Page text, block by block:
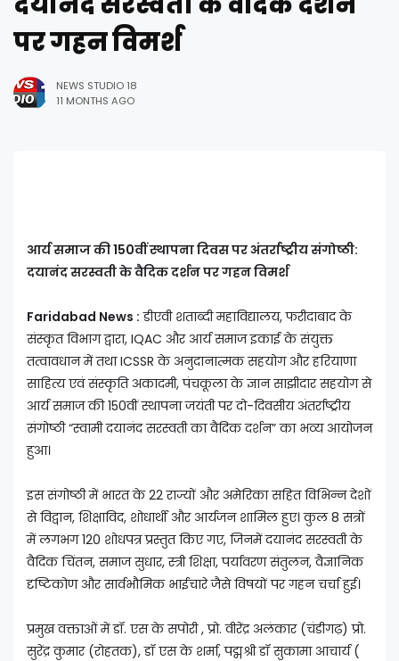
पर गहन विमर्श
NEWS STUDIO 18
11 MONTHS AGO
आर्य समाज की 150वीं स्थापना दिवस पर अंतर्राष्ट्रीय संगोष्ठी:
दयानंद सरस्वती के वैदिक दर्शन पर गहन विमर्श
Faridabad News : डीएवी शताब्दी महाविद्यालय, फरीदाबाद के
संस्कृत विभाग द्वारा, IQAC और आर्य समाज इकाई के संयुक्त
तत्वावधान में तथा ICSSR के अनुदानात्मक सहयोग और हरियाणा
साहित्य एवं संस्कृति अकादमी, पंचकूला के ज्ञान साझीदार सहयोग से
आर्य समाज की 150वीं स्थापना जयंती पर दो-दिवसीय अंतर्राष्ट्रीय
संगोष्ठी “स्वामी दयानंद सरस्वती का वैदिक दर्शन” का भव्य आयोजन
हुआ।
इस संगोष्ठी में भारत के 22 राज्यों और अमेरिका सहित विभिन्न देशों
से विद्वान, शिक्षाविद, शोधार्थी और आर्यजन शामिल हुए। कुल 8 सत्रों
में लगभग 120 शोधपत्र प्रस्तुत किए गए, जिनमें दयानंद सरस्वती के
वैदिक चिंतन, समाज सुधार, स्त्री शिक्षा, पर्यावरण संतुलन, वैज्ञानिक
दृष्टिकोण और सार्वभौमिक भाईचारे जैसे विषयों पर गहन चर्चा हुई।
प्रमुख वक्ताओं में डॉ. एस के सपोरी , प्रो. वीरेंद्र अलंकार (चंडीगढ़) प्रो.
सुरेंद्र कुमार (रोहतक), डॉ एस के शर्मा, पद्मश्री डॉ सुकामा आचार्य (